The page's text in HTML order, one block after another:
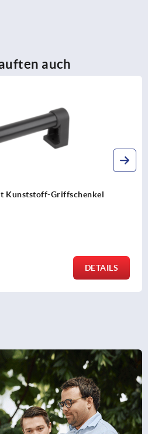
auch
mit Kunststoff-Griffschenkel,
DETAILS